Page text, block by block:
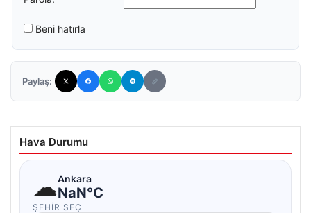
Beni hatırla
Paylaş:
Hava Durumu
☁Ankara
NaN°C
ŞEHIR SEÇ